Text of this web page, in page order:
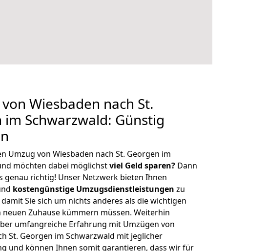
Wiesbaden nach St.
im Schwarzwald: Günstig
Umzug von Wiesbaden nach St. Georgen im
möchten dabei möglichstviel Geld sparen? Dann
genau richtig! Unser Netzwerk bieten Ihnen
kostengünstige Umzugsdienstleistungen zu
Sie sich um nichts anderes als die wichtigen
Zuhause kümmern müssen. Weiterhin
umfangreiche Erfahrung mit Umzügen von
St. Georgen im Schwarzwald mit jeglicher
und können Ihnen somit garantieren, dass wir für